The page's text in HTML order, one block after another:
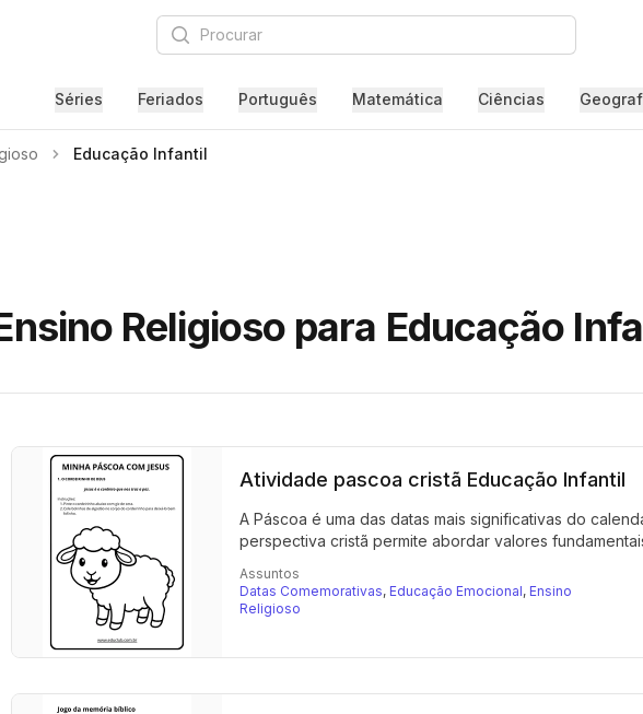
Procurar
Séries Feriados Português Matemática Ciências
Educação Infantil
Religioso para Educação
Atividade pascoa cristã Educação Infantil
A Páscoa é uma das datas mais significativas do
perspectiva cristã permite abordar valores
Assuntos
Datas Comemorativas, Educação Emocional, Ensino
Religioso